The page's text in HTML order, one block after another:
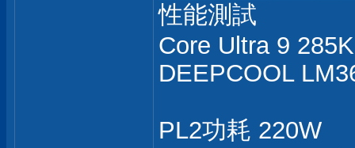
性能測試
Core Ultra 9 285K
DEEPCOOL
PL2功耗 220W